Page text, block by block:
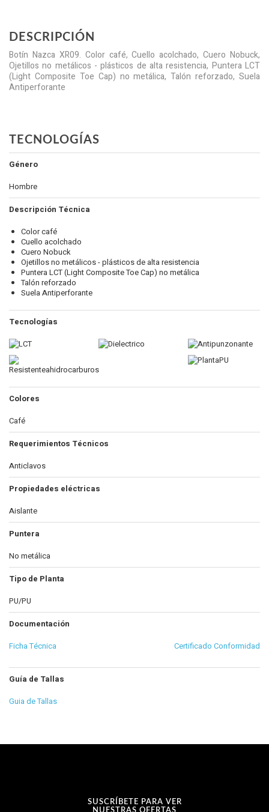
DESCRIPCIÓN
Botín Nazca XR09. Color café, Cuello acolchado, Cuero Nobuck,
Ojetillos no metálicos - plásticos de alta resistencia, Puntera LCT
(Light Composite Toe Cap) no metálica, Talón reforzado, Suela
Antiperforante
TECNOLOGÍAS
Género
Hombre
Descripción Técnica
Color café
Cuello acolchado
Cuero Nobuck
Ojetillos no metálicos - plásticos de alta resistencia
Puntera LCT (Light Composite Toe Cap) no metálica
Talón reforzado
Suela Antiperforante
Tecnologías
Colores
Café
Requerimientos Técnicos
Anticlavos
Propiedades eléctricas
Aislante
Puntera
No metálica
Tipo de Planta
PU/PU
Documentación
Ficha Técnica
Certificado Conformidad
Guía de Tallas
Guia de Tallas
SUSCRÍBETE PARA VER